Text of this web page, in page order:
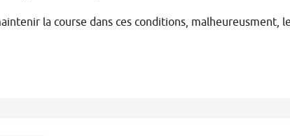
la course dans ces conditions, malheureusment,